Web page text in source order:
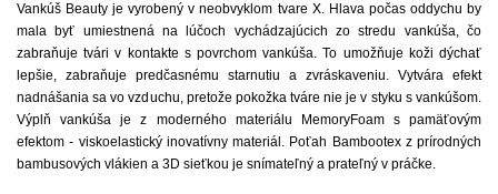
Vankúš Beauty je vyrobený v neobvyklom tvare X. Hlava počas oddychu by
mala byť umiestnená na lúčoch vychádzajúcich zo stredu vankúša, čo
zabraňuje tvári v kontakte s povrchom vankúša. To umožňuje koži dýchať
lepšie, zabraňuje predčasnému starnutiu a zvráskaveniu. Vytvára efekt
nadnášania sa vo vzduchu, pretože pokožka tváre nie je v styku s vankúšom.
Výplň vankúša je z moderného materiálu MemoryFoam s pamäťovým
efektom - viskoelastický inovatívny materiál. Poťah Bambootex z prírodných
bambusových vlákien a 3D sieťkou je snímateľný a prateľný v práčke.